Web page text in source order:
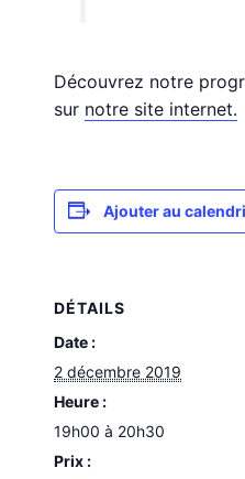
Découvrez notre
sur notre site internet.
Ajouter au
DÉTAILS
Date :
2 décembre 2019
Heure :
19h00 à 20h30
Prix :